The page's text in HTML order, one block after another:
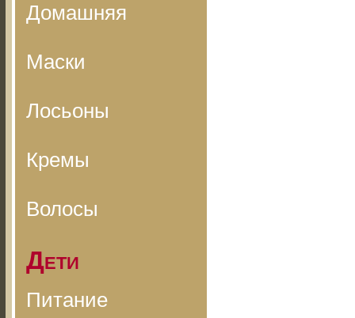
Домашняя
Маски
Лосьоны
Кремы
Волосы
Дети
Питание